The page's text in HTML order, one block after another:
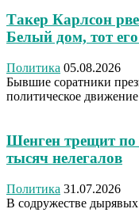
Такер Карлсон
Белый дом, тот его
Политика 05.08.2026
Бывшие соратники
политическое
Шенген трещит по
тысяч нелегалов
Политика 31.07.2026
В содружестве